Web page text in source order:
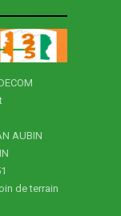
AUBIN
de terrain